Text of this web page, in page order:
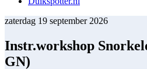
zaterdag 19 september 2026
Instr.workshop
GN)